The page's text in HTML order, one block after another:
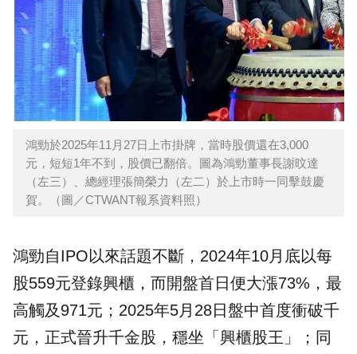
鴻勁於2025年11月27日上市掛牌，當時股價還在3,000
元，短短1年不到，股價已翻倍。圖為鴻勁董事長謝旼達
（左三）、總經理張簡榮力（左二）於上市時一同擊鼓慶
賀。（圖／CTWANT報系資料照）
鴻勁自IPO以來話題不斷，2024年10月底以每
股559元登錄興櫃，而開盤首日便大漲73%，最
高觸及971元；2025年5月28日盤中首度衝破千
元，正式晉升千金股，穩坐「興櫃股王」；同